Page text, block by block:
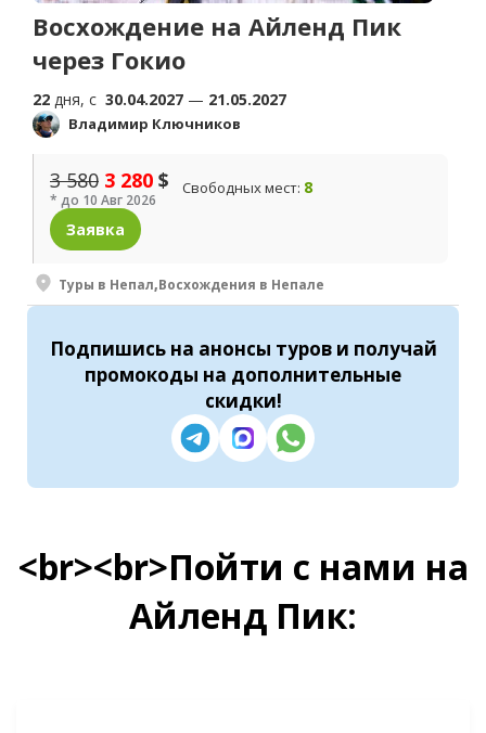
Восхождение на Айленд Пик
через Гокио
22 дня, c 30.04.2027 — 21.05.2027
Владимир Ключников
3 580 3 280 $
* до 10 Авг 2026
Свободных мест: 8
Заявка
Туры в Непал,Восхождения в Непале
Подпишисьна анонсы туров и получай
промокоды на дополнительные
скидки!
<br><br>Пойти с нами на
Айленд Пик: